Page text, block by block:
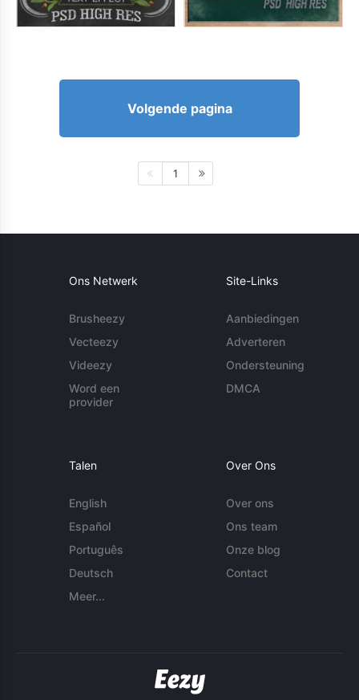
Volgende pagina
1
Ons Netwerk
Brusheezy
Vecteezy
Videezy
Word een
provider
Site-Links
Aanbiedingen
Adverteren
Ondersteuning
DMCA
Talen
English
Español
Português
Deutsch
Meer...
Over Ons
Over ons
Ons team
Onze blog
Contact